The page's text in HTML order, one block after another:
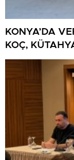
KONYA’DA
KOÇ,
GAZİLERİ